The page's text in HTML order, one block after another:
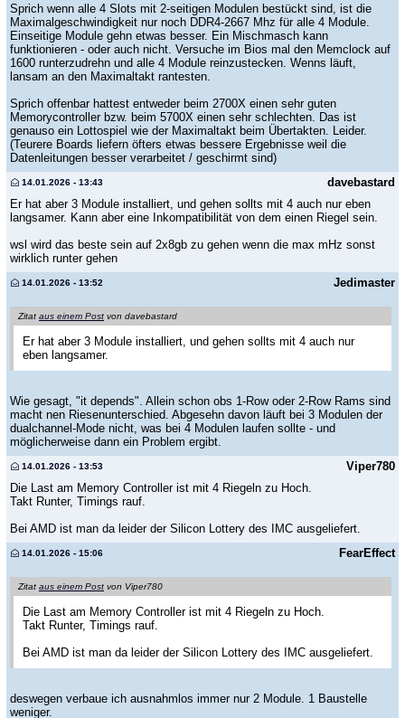
Sprich wenn alle 4 Slots mit 2-seitigen Modulen bestückt sind, ist die
Maximalgeschwindigkeit nur noch DDR4-2667 Mhz für alle 4 Module.
Einseitige Module gehn etwas besser. Ein Mischmasch kann
funktionieren - oder auch nicht. Versuche im Bios mal den Memclock auf
1600 runterzudrehn und alle 4 Module reinzustecken. Wenns läuft,
lansam an den Maximaltakt rantesten.
Sprich offenbar hattest entweder beim 2700X einen sehr guten
Memorycontroller bzw. beim 5700X einen sehr schlechten. Das ist
genauso ein Lottospiel wie der Maximaltakt beim Übertakten. Leider.
(Teurere Boards liefern öfters etwas bessere Ergebnisse weil die
Datenleitungen besser verarbeitet / geschirmt sind)
davebastard
14.01.2026 - 13:43
Er hat aber 3 Module installiert, und gehen sollts mit 4 auch nur eben
langsamer. Kann aber eine Inkompatibilität von dem einen Riegel sein.
wsl wird das beste sein auf 2x8gb zu gehen wenn die max mHz sonst
wirklich runter gehen
Jedimaster
14.01.2026 - 13:52
Zitat aus einem Post von davebastard
Er hat aber 3 Module installiert, und gehen sollts mit 4 auch nur
eben langsamer.
Wie gesagt, "it depends". Allein schon obs 1-Row oder 2-Row Rams sind
macht nen Riesenunterschied. Abgesehn davon läuft bei 3 Modulen der
dualchannel-Mode nicht, was bei 4 Modulen laufen sollte - und
möglicherweise dann ein Problem ergibt.
Viper780
14.01.2026 - 13:53
Die Last am Memory Controller ist mit 4 Riegeln zu Hoch.
Takt Runter, Timings rauf.
Bei AMD ist man da leider der Silicon Lottery des IMC ausgeliefert.
FearEffect
14.01.2026 - 15:06
Zitat aus einem Post von Viper780
Die Last am Memory Controller ist mit 4 Riegeln zu Hoch.
Takt Runter, Timings rauf.
Bei AMD ist man da leider der Silicon Lottery des IMC ausgeliefert.
deswegen verbaue ich ausnahmlos immer nur 2 Module. 1 Baustelle
weniger.